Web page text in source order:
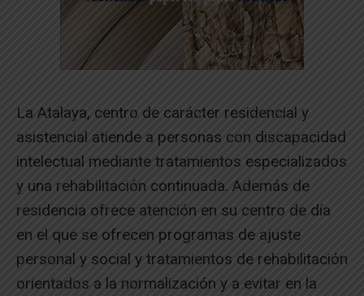
La Atalaya, centro de carácter residencial y
asistencial atiende a personas con discapacidad
intelectual mediante tratamientos especializados
y una rehabilitación continuada. Además de
residencia ofrece atención en su centro de día
en el que se ofrecen programas de ajuste
personal y social y tratamientos de rehabilitación
orientados a la normalización y a evitar en la